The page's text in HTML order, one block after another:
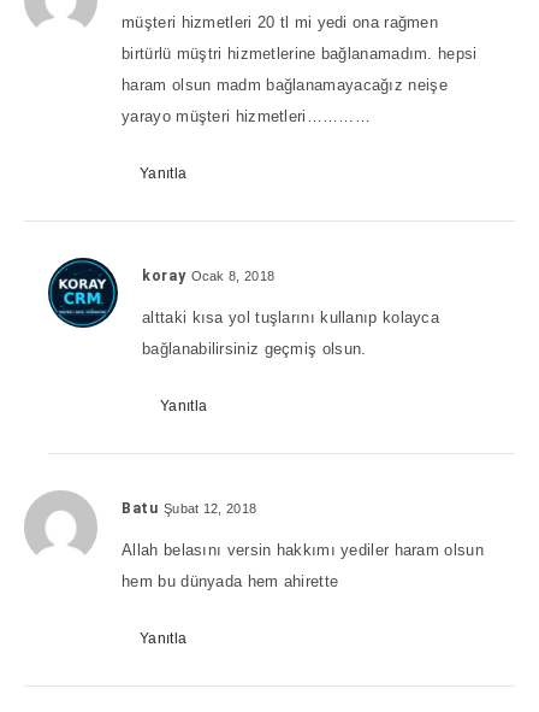
müşteri hizmetleri 20 tl mi yedi ona rağmen
birtürlü müştri hizmetlerine bağlanamadım. hepsi
haram olsun madm bağlanamayacağız neişe
yarayo müşteri hizmetleri…………
Yanıtla
koray Ocak 8, 2018
alttaki kısa yol tuşlarını kullanıp kolayca
bağlanabilirsiniz geçmiş olsun.
Yanıtla
Batu Şubat 12, 2018
Allah belasını versin hakkımı yediler haram olsun
hem bu dünyada hem ahirette
Yanıtla